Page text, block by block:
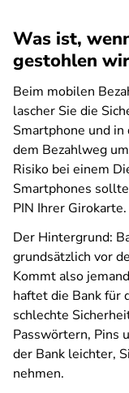
Was ist,
gestohlen
Beim mobilen
lascher Sie die
Smartphone und
dem Bezahlweg
Risiko bei einem
Smartphones
PIN Ihrer Girokarte.
Der Hintergrund:
grundsätzlich vor
Kommt also
haftet die Bank für
schlechte
Passwörtern, Pins
der Bank leichter,
nehmen.